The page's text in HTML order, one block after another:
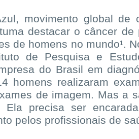
movimento global de
destacar o câncer
de homens no mundo¹.
de Pesquisa e
do Brasil em
homens realizaram
de imagem. Mas a
Ela precisa ser
pelos profissionais de